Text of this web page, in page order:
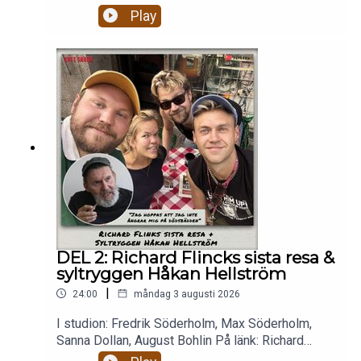
Play
DEL 2: Richard Flincks sista resa &
syltryggen Håkan Hellström
24:00 | måndag 3 augusti 2026
I studion: Fredrik Söderholm, Max Söderholm,
Sanna Dollan, August Bohlin På länk: Richard
Flinck. Micke 💉 Richard Flink berättar om